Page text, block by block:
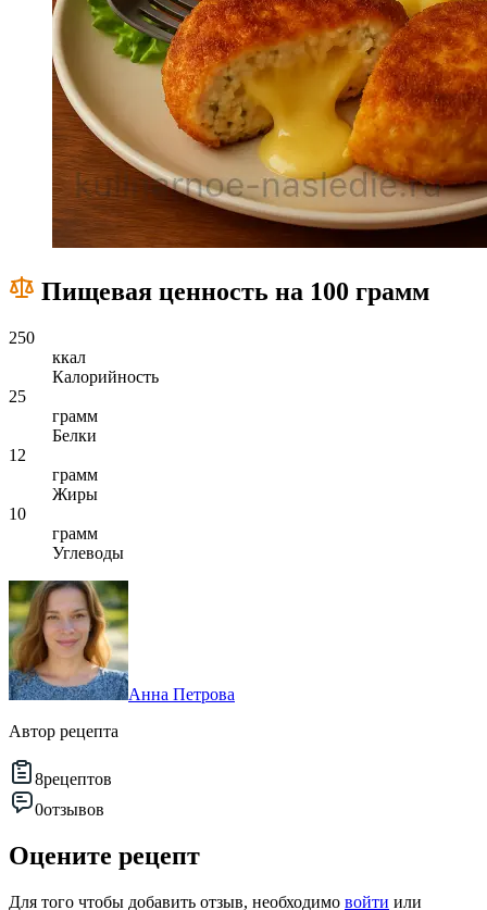
Пищевая ценность на 100 грамм
250
ккал
Калорийность
25
грамм
Белки
12
грамм
Жиры
10
грамм
Углеводы
Анна Петрова
Автор рецепта
8рецептов
0отзывов
Оцените рецепт
Для того чтобы добавить отзыв, необходимо войти или